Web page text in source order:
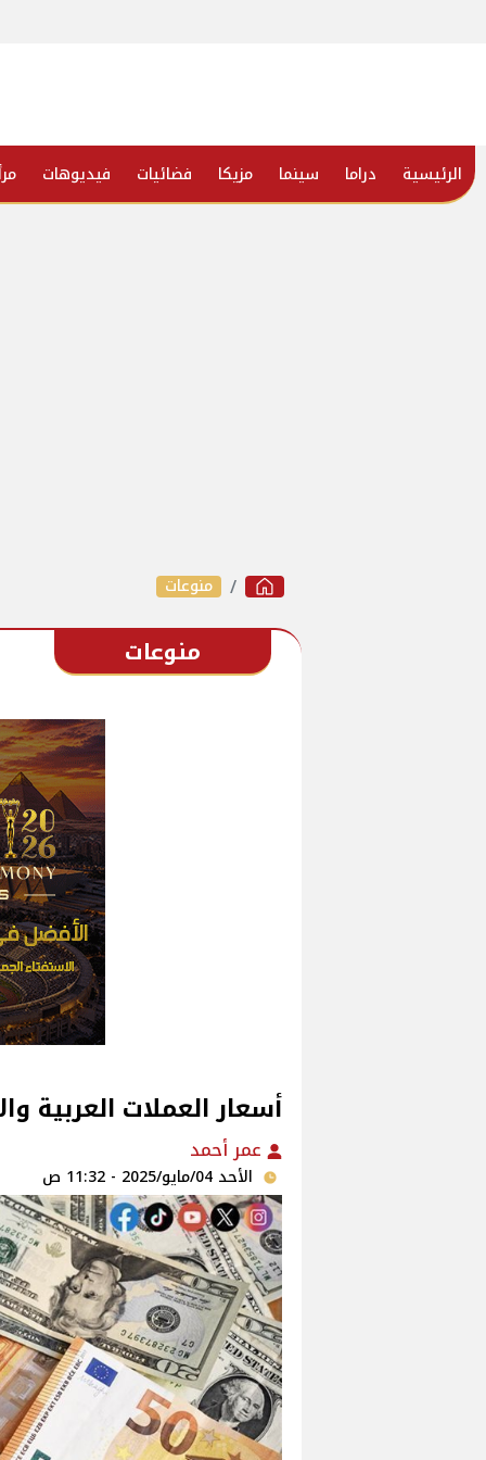
الرئيسية دراما سينما مزيكا فضائيات فيديوهات
منوعات
منوعات
أسعار العملات العربية
عمر أحمد
الأحد 04/مايو/2025 - 11:32 ص